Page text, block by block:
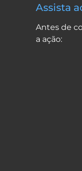
Assista
Antes de
a ação: